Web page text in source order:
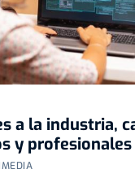
a la industria,
y profesionales